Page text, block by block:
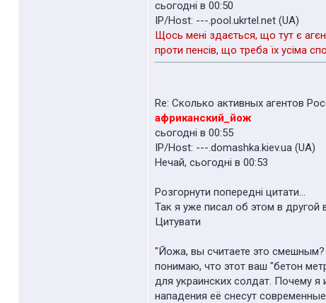
cьогодні в 00:50
IP/Host: ---.pool.ukrtel.net (UA)
Щось мені здається, що тут є
проти пенсів, що треба їх усіма
Re: Сколько активных агентов
африканский_йож
cьогодні в 00:55
IP/Host: ---.domashka.kiev.ua (UA)
Нечай, cьогодні в 00:53
Розгорнути попередні цитати...
Так я уже писал об этом в другой
Цитувати
"Йожа, вы считаете это
понимаю, что этот ваш "бетон
для украинских солдат. Почему
нападения её снесут